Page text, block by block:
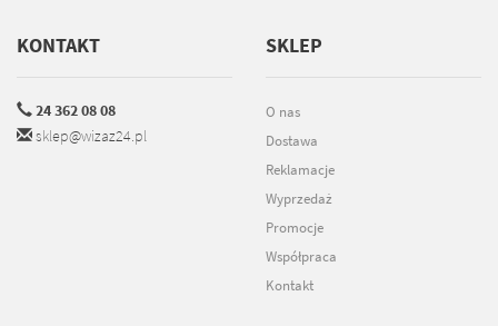
KONTAKT
24 362 08 08
sklep@wizaz24.pl
SKLEP
O nas
Dostawa
Reklamacje
Wyprzedaż
Promocje
Współpraca
Kontakt